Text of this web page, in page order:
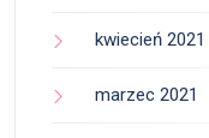
kwiecień 2021
marzec 2021